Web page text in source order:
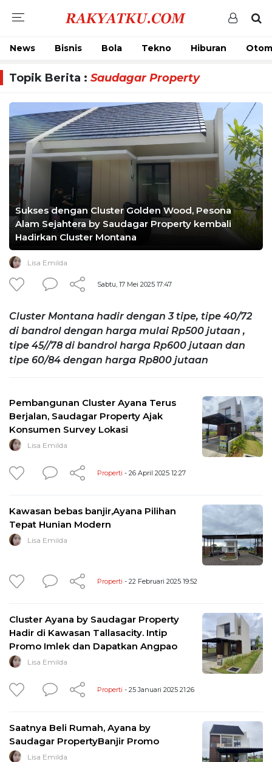
News Bisnis Bola Tekno Hiburan
Topik Berita : Saudagar Property
Sukses dengan Cluster Golden Wood, Pesona
Alam Sejahtera by Saudagar Property kembali
Hadirkan Cluster Montana
Lisa Emilda
Sabtu, 17 Mei 2025 17:47
Cluster Montana hadir dengan 3 tipe, tipe 40/72
di bandrol dengan harga mulai Rp500 jutaan ,
tipe 45//78 di bandrol harga Rp600 jutaan dan
tipe 60/84 dengan harga Rp800 jutaan
Pembangunan Cluster Ayana Terus
Berjalan, Saudagar Property Ajak
Konsumen Survey Lokasi
Lisa Emilda
Properti - 26 April 2025 12:27
Kawasan bebas banjir,Ayana Pilihan
Tepat Hunian Modern
Lisa Emilda
Properti - 22 Februari 2025 19:52
Cluster Ayana by Saudagar Property
Hadir di Kawasan Tallasacity. Intip
Promo Imlek dan Dapatkan Angpao
Lisa Emilda
Properti - 25 Januari 2025 21:26
Saatnya Beli Rumah, Ayana by
Saudagar PropertyBanjir Promo
Lisa Emilda